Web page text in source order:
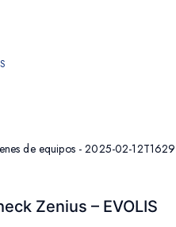
Zenius – EVOLIS